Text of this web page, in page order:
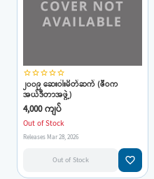
star_borderstar_borderstar_borderstar_borderstar_border
၂၀၀၉ ဆေးဝါးမိတ်ဆက် (ဇီဝက
အယ်ဒီတာအဖွဲ့)
4,000 ကျပ်
Out of Stock
Releases Mar 28, 2026
Out of Stock favorite_border